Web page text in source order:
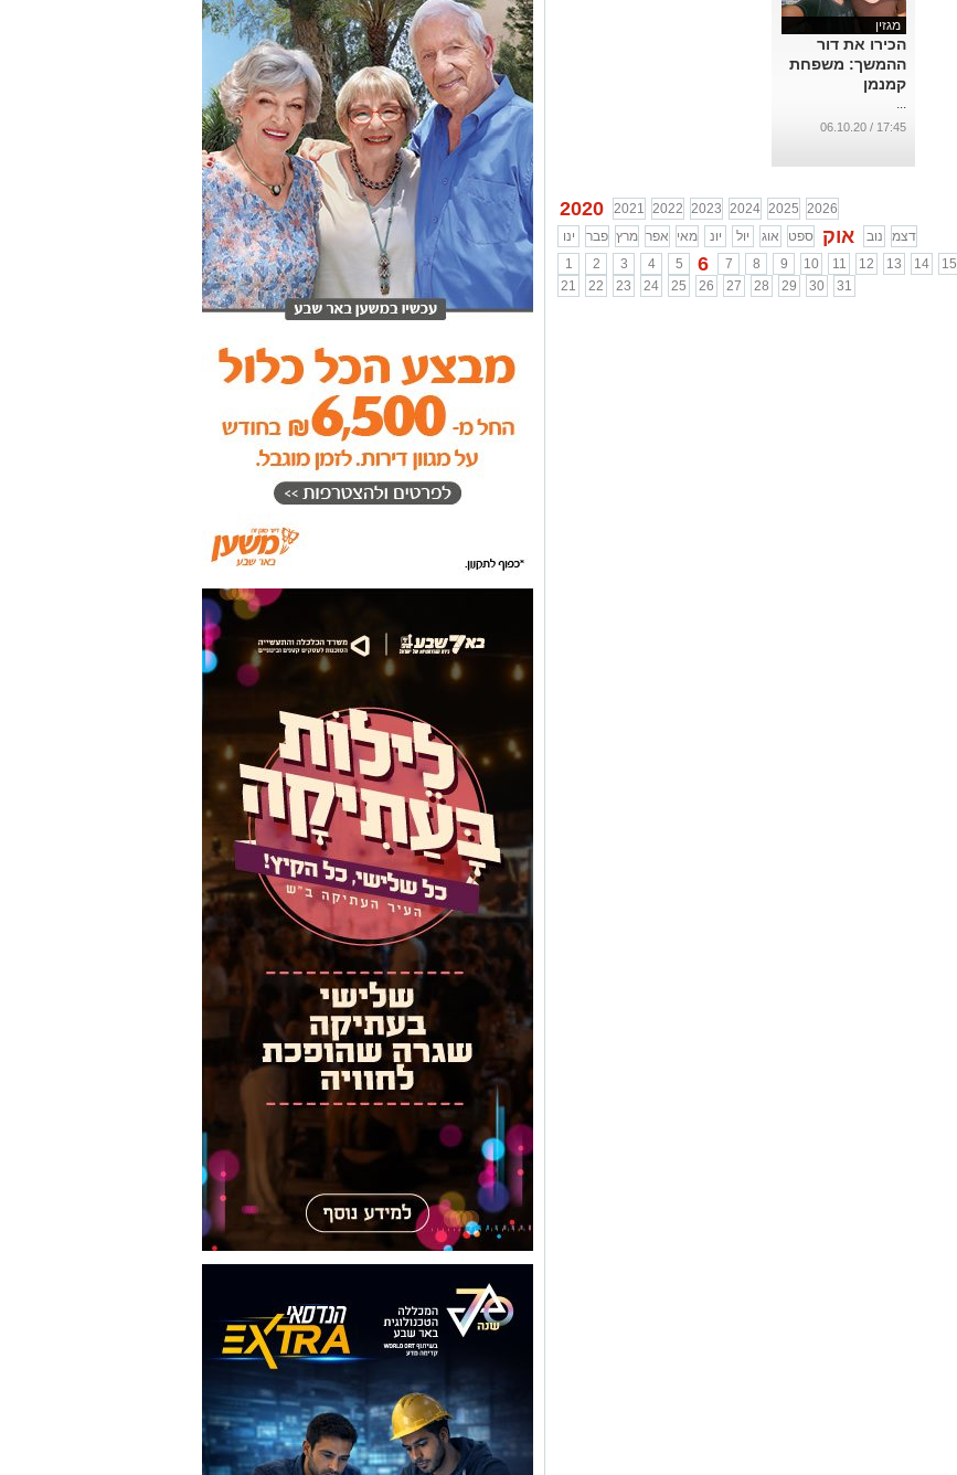
מגזין
הכירו את דור
ההמשך: משפחת
קמנמן
...
17:45 / 06.10.20
2020 2021 2022 2023 2024 2025 2026
ינו
פבר מרץ אפר מאי יונ יול אוג ספט אוק נוב
דצמ
1
2 3 4 5 6 7 8 9 10 11 12 13 14 15
21
22 23 24 25 26 27 28 29 30 31